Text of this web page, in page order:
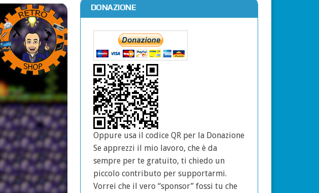
DONAZIONE
Oppure usa il codice QR per la Donazione
Se apprezzi il mio lavoro, che è da
sempre per te gratuito, ti chiedo un
piccolo contributo per supportarmi.
Vorrei che il vero “sponsor” fossi tu che